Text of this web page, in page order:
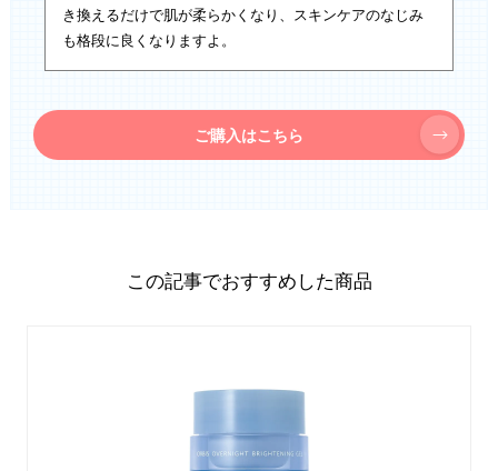
き換えるだけで肌が柔らかくなり、スキンケアのなじみ
も格段に良くなりますよ。
ご購入はこちら
この記事でおすすめした商品